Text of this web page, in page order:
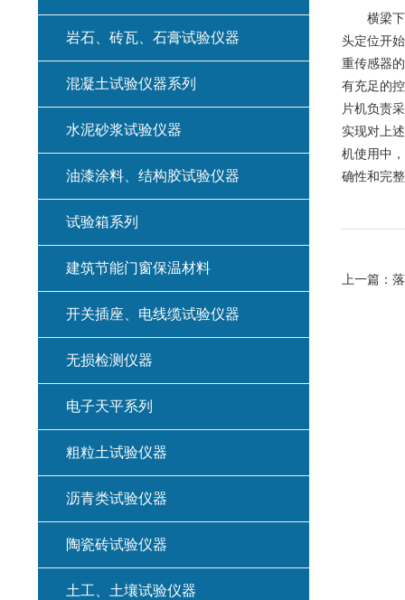
横梁下降
头定位开
重传感器
有充足的
片机负责
实现对上
机使用中
确性和完
上一篇：
岩石、砖瓦、石膏试验仪器
混凝土试验仪器系列
水泥砂浆试验仪器
油漆涂料、结构胶试验仪器
试验箱系列
建筑节能门窗保温材料
开关插座、电线缆试验仪器
无损检测仪器
电子天平系列
粗粒土试验仪器
沥青类试验仪器
陶瓷砖试验仪器
土工、土壤试验仪器